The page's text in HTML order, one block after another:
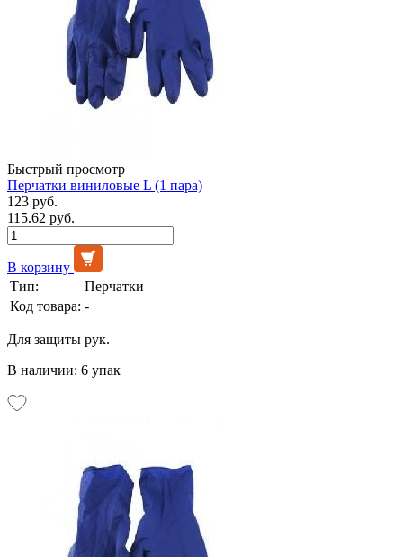
Быстрый просмотр
Перчатки виниловые L (1 пара)
123 руб.
115.62 руб.
В корзину
Тип:
Перчатки
Код товара: -
Для защиты рук.
В наличии: 6 упак